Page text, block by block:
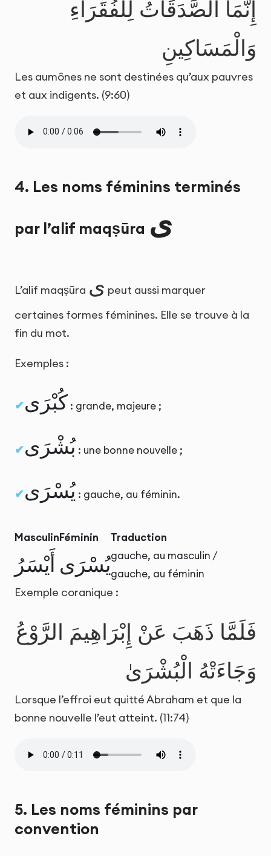
إِنَّمَا الصَّدَقَاتُ لِلْفُقَرَاءِ
وَالْمَسَاكِينِ
Les aumônes ne sont destinées qu’aux pauvres
et aux indigents. (9:60)
4. Les noms féminins terminés
par l’alif maqṣūra ى
L’alif maqṣūra ى peut aussi marquer
certaines formes féminines. Elle se trouve à la
fin du mot.
Exemples :
كُبْرَى : grande, majeure ;
بُشْرَى : une bonne nouvelle ;
يُسْرَى : gauche, au féminin.
MasculinFéminin Traduction
أَيْسَرُ يُسْرَىgauche, au masculin /
gauche, au féminin
Exemple coranique :
فَلَمَّا ذَهَبَ عَنْ إِبْرَاهِيمَ الرَّوْعُ
وَجَاءَتْهُ الْبُشْرَىٰ
Lorsque l’effroi eut quitté Abraham et que la
bonne nouvelle l’eut atteint. (11:74)
5. Les noms féminins par
convention